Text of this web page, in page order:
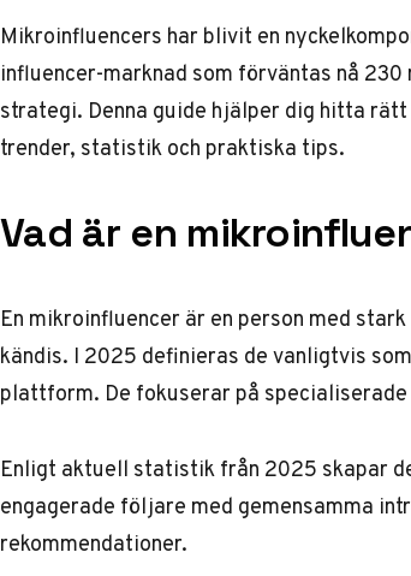
Mikroinfluencers har blivit en
influencer-marknad som förväntas nå 230
strategi. Denna guide hjälper dig hitta
trender, statistik och praktiska tips.
Vad är en
En mikroinfluencer är en person med
kändis. I 2025 definieras de vanligtvis
plattform. De fokuserar på
Enligt aktuell statistik från 2025 skapar
engagerade följare med gemensamma
rekommendationer.